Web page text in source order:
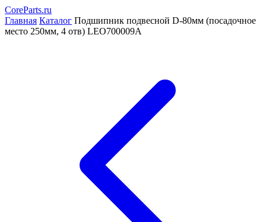
CoreParts.ru
Главная Каталог Подшипник подвесной D-80мм (посадочное
место 250мм, 4 отв) LEO700009A